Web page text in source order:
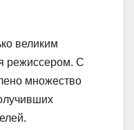
великим
режиссером. С
множество